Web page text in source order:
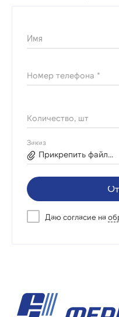
Имя
Номер телефона *
Количество, шт
Заказ
Прикрепить файл...
Даю согласие на